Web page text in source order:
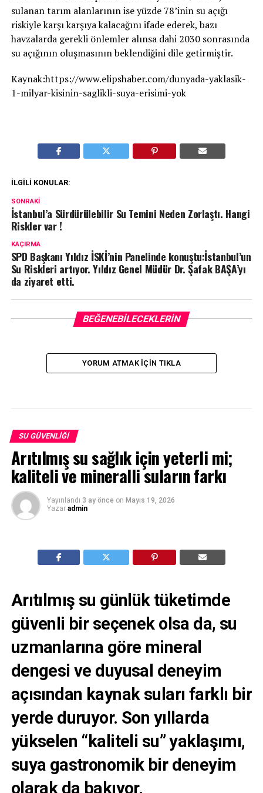
sulanan tarım alanlarının ise yüzde 78’inin su açığı
riskiyle karşı karşıya kalacağını ifade ederek, bazı
havzalarda gerekli önlemler alınsa dahi 2030 sonrasında
su açığının oluşmasının beklendiğini dile getirmiştir.
Kaynak:https://www.elipshaber.com/dunyada-yaklasik-
1-milyar-kisinin-saglikli-suya-erisimi-yok
İLGILI KONULAR:
SONRAKI
İstanbul’a Sürdürülebilir Su Temini Neden Zorlaştı. Hangi
Riskler var !
KAÇIRMA
SPD Başkanı Yıldız İSKİ’nin Panelinde konuştu:İstanbul’un
Su Riskleri artıyor. Yıldız Genel Müdür Dr. Şafak BAŞA’yı
da ziyaret etti.
BEĞENEBILECEKLERIN
YORUM ATMAK IÇIN TIKLA
SU GÜVENLIĞI
Arıtılmış su sağlık için yeterli mi;
kaliteli ve mineralli suların farkı
Yayınlandı 3 ay önce on Mayıs 19, 2026
Yazar admin
Arıtılmış su günlük tüketimde
güvenli bir seçenek olsa da, su
uzmanlarına göre mineral
dengesi ve duyusal deneyim
açısından kaynak suları farklı bir
yerde duruyor. Son yıllarda
yükselen “kaliteli su” yaklaşımı,
suya gastronomik bir deneyim
olarak da bakıyor.